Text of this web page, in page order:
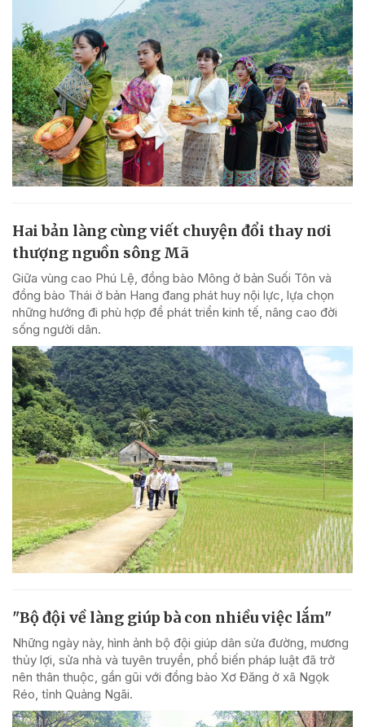
Hai bản làng cùng viết chuyện đổi thay nơi
thượng nguồn sông Mã
Giữa vùng cao Phú Lệ, đồng bào Mông ở bản Suối Tôn và
đồng bào Thái ở bản Hang đang phát huy nội lực, lựa chọn
những hướng đi phù hợp để phát triển kinh tế, nâng cao đời
sống người dân.
"Bộ đội về làng giúp bà con nhiều việc lắm"
Những ngày này, hình ảnh bộ đội giúp dân sửa đường, mương
thủy lợi, sửa nhà và tuyên truyền, phổ biến pháp luật đã trở
nên thân thuộc, gần gũi với đồng bào Xơ Đăng ở xã Ngọk
Réo, tỉnh Quảng Ngãi.